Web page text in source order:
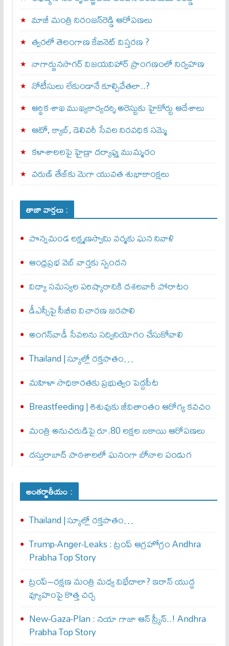
మాజీ మంత్రి నిరంజన్‌రెడ్డి ఆరోపణలు
త్వ‌ర‌లో తెలంగాణ కేబినెట్ విస్తరణ ?
నాగార్జునసాగర్ విజయవిహార్ ప్రాంగణంలో నిర్వహణ
నోటీసులు లేకుండానే కూల్చివేతలా..?
ఆర్థిక శాఖ ముఖ్యకార్యదర్శి అరెస్టుకు హైకోర్టు ఆదేశాలు
ఆటో, క్యాబ్, డెలివరీ సేవల నిరవధిక సమ్మె
కళాశాలలపై హైడ్రా దర్యాప్తు ముమ్మరం
వరుణ్ తేజ్‌కు మెగా యువత శుభాకాంక్షలు
తాజా వార్తలు :
పొన్నమండ లక్ష్మణస్వామి వర్మకు ఘన నివాళి
ఆంధ్రప్రభ వెబ్ వార్తకు స్పందన
విద్యా సమస్యల పరిష్కారానికి దశలవారీ పోరాటం
డీఎస్సీపై సీబీఐ విచారణ జరపాలి
అంగన్‌వాడీ సేవలను సద్వినియోగం చేసుకోవాలి
Thailand | స్కూల్లో రక్తపాతం…
మహిళా సాధికారతకు ప్రభుత్వం పెద్దపీట
Breastfeeding | శిశువుకు జీవితాంతం ఆరోగ్య కవచం
మంత్రి అనుచరుడిపై రూ.80 లక్షల బకాయి ఆరోపణలు
దస్తురాబాద్ పాఠశాలలో ఘనంగా బోనాల పండుగ
అంతర్జాతీయం :
Thailand | స్కూల్లో రక్తపాతం…
Trump-Anger-Leaks : ట్రంప్ ఆగ్ర‌హోగ్రం Andhra
Prabha Top Story
ట్రంప్–రక్షణ మంత్రి మధ్య విభేదాలా? ఇరాన్ యుద్ధ
వ్యూహంపై కొత్త చర్చ
New-Gaza-Plan : న‌యా గాజా ఆన్ స్క్రీన్‌..! Andhra
Prabha Top Story